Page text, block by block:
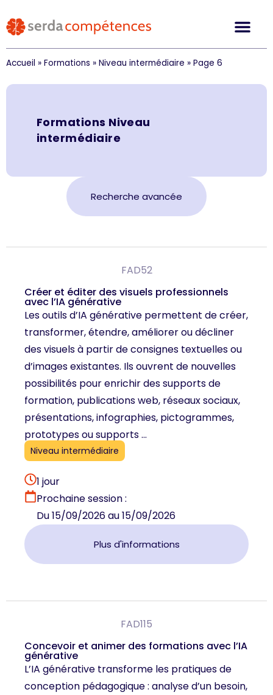
Accueil » Formations » Niveau intermédiaire » Page 6
Formations Niveau
intermédiaire
Recherche avancée
FAD52
Créer et éditer des visuels professionnels
avec l’IA générative
Les outils d’IA générative permettent de créer,
transformer, étendre, améliorer ou décliner
des visuels à partir de consignes textuelles ou
d’images existantes. Ils ouvrent de nouvelles
possibilités pour enrichir des supports de
formation, publications web, réseaux sociaux,
présentations, infographies, pictogrammes,
prototypes ou supports ...
Niveau intermédiaire
1 jour
Prochaine session :
Du 15/09/2026 au 15/09/2026
Plus d'informations
FAD115
Concevoir et animer des formations avec l’IA
générative
L’IA générative transforme les pratiques de
conception pédagogique : analyse d’un besoin,